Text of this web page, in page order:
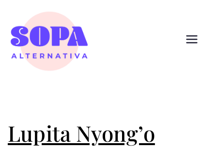
conteúdo
Lupita Nyong’o